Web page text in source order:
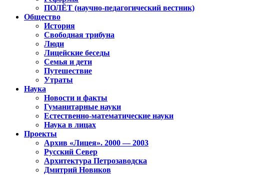
ПОЛЁТ (научно-педагогический вестник)
Общество
История
Свободная трибуна
Люди
Лицейские беседы
Семья и дети
Путешествие
Утраты
Наука
Новости и факты
Гуманитарные науки
Естественно-математические науки
Наука в лицах
Проекты
Архив «Лицея». 2000 — 2003
Русский Север
Архитектура Петрозаводска
Дмитрий Новиков